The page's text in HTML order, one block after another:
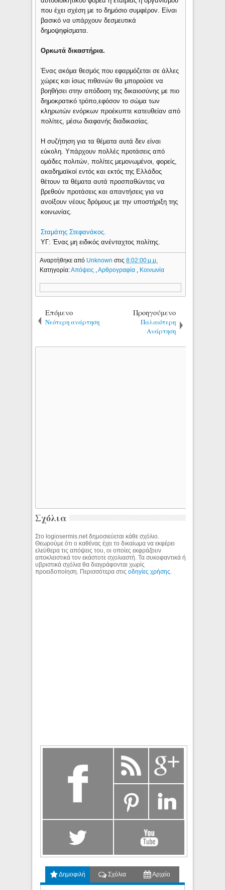
που έχει σχέση με το δημόσιο συμφέρον. Είναι
βασικό να υπάρχουν δεσμευτικά
δημοψηφίσματα.
Ορκωτά δικαστήρια.
Ένας ακόμα θεσμός που εφαρμόζεται σε άλλες
χώρες και ίσως πιθανών θα μπορούσε να
βοηθήσει στην απόδοση της δικαιοσύνης με πιο
δημοκρατικό τρόπο,εφόσον το σώμα των
κληρωτών ενόρκων προέκυπτε κατευθείαν από
πολίτες, μέσω διαφανής διαδικασίας.
Η συζήτηση για τα θέματα αυτά δεν είναι
εύκολη. Υπάρχουν πολλές προτάσεις από
ομάδες πολιτών, πολίτες μεμονωμένοι, φορείς,
ακαδημαϊκοί εντός και εκτός της Ελλάδος
θέτουν τα θέματα αυτά προσπαθώντας να
βρεθούν προτάσεις και απαντήσεις για να
ανοίξουν νέους δρόμους με την υποστήριξη της
κοινωνίας.
Σταμάτης Στεφανάκος.
ΥΓ: Ένας μη ειδικός ανένταχτος πολίτης.
Αναρτήθηκε από Unknownστις8:02:00 μ.μ.
Κατηγορία:Απόψεις ,Αρθρογραφία Κοινωνία
Επόμενο
Νεότερη ανάρτηση
Προηγούμενο
Παλαιότερη
Ανάρτηση
Σχόλια
Στο logiosermis.net δημοσιεύεται κάθε σχόλιο.
Θεωρούμε ότι ο καθένας έχει το δικαίωμα να εκφέρει
ελεύθερα τις απόψεις του, οι οποίες εκφράζουν
αποκλειστικά τον εκάστοτε σχολιαστή. Τα συκοφαντικά ή
υβριστικά σχόλια θα διαγράφονται χωρίς
προειδοποίηση. Περισσότερα στιςοδηγίες χρήσης
Δημοφιλή Σχόλια Αρχείο